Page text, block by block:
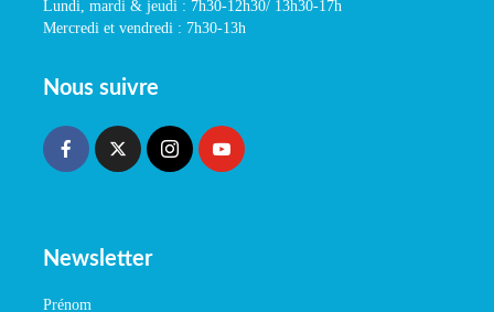
Lundi, mardi & jeudi : 7h30-12h30/ 13h30-17h
Mercredi et vendredi : 7h30-13h
Nous suivre
Newsletter
Prénom